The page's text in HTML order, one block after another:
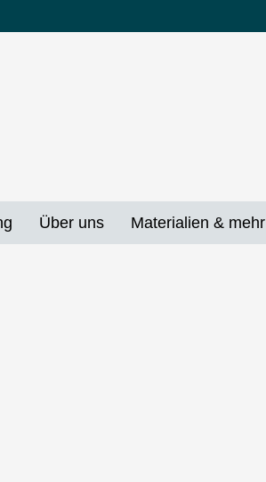
Über uns Materialien & mehr